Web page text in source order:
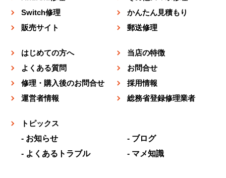
Switch修理
かんたん見積もり
販売サイト
郵送修理
はじめての方へ
当店の特徴
よくある質問
お問合せ
修理・購入後のお問合せ
採用情報
運営者情報
総務省登録修理業者
トピックス
お知らせ
ブログ
よくあるトラブル
マメ知識